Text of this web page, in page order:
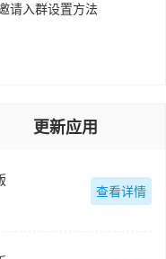
请入群设置方法
更新应用
查看详情